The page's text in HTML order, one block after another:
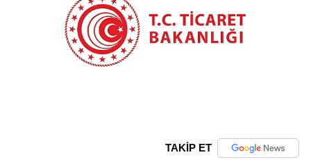
TAKİP ET